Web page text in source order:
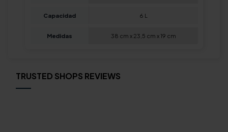
Capacidad 6 L
Medidas 38 cm x 23,5 cm x 19 cm
TRUSTED SHOPS REVIEWS